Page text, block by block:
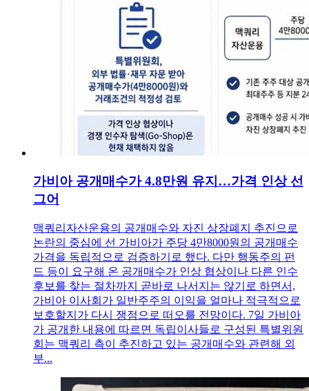
가비아 공개매수가 4.8만원 유지…가격 인상 선
그어
맥쿼리자산운용의 공개매수와 자진 상장폐지 추진으로
논란의 중심에 선 가비아가 주당 4만8000원의 공개매수
가격을 독립적으로 검증하기로 했다. 다만 행동주의 펀
드 등이 요구해 온 공개매수가 인상 협상이나 다른 인수
후보를 찾는 절차까지 곧바로 나서지는 않기로 하면서,
가비아 이사회가 일반주주의 이익을 얼마나 적극적으로
보호할지가 다시 쟁점으로 떠오를 전망이다. 7일 가비아
가 공개한 내용에 따르면 독립이사들로 구성된 특별위원
회는 맥쿼리 측이 추진하고 있는 공개매수와 관련해 외
부...